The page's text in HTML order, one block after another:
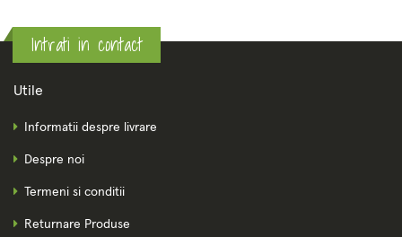
Intrati in contact
Utile
Informatii despre livrare
Despre noi
Termeni si conditii
Returnare Produse